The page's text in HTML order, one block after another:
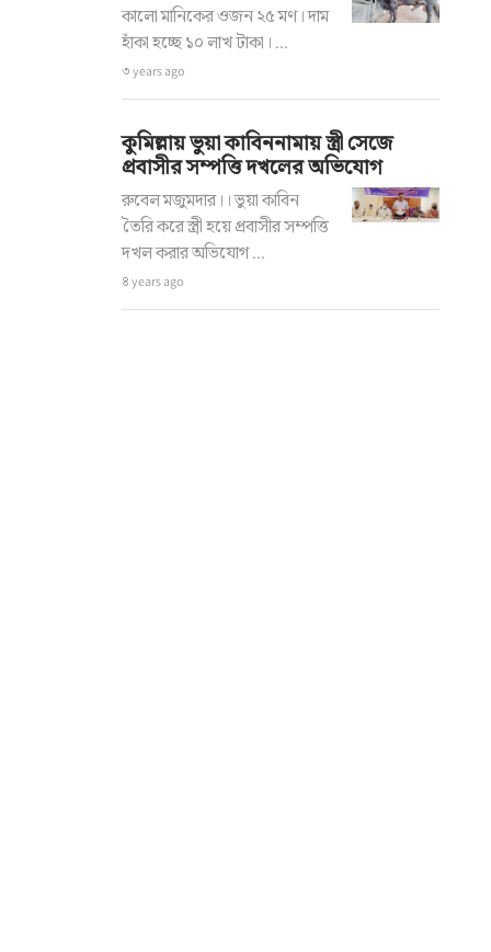
কালো মানিকের ওজন ২৫ মণ। দাম
হাঁকা হচ্ছে ১০ লাখ টাকা। ...
৩ years ago
কুমিল্লায় ভুয়া কাবিননামায় স্ত্রী সেজে
প্রবাসীর সম্পত্তি দখলের অভিযোগ
রুবেল মজুমদার।। ভুয়া কাবিন
তৈরি করে স্ত্রী হয়ে প্রবাসীর সম্পত্তি
দখল করার অভিযোগ ...
৪ years ago